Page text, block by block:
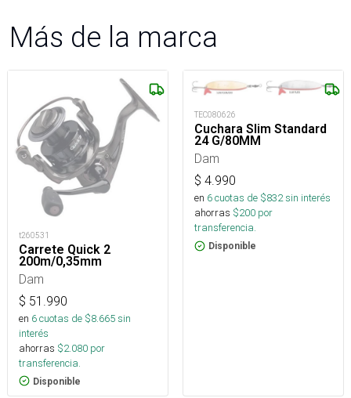
Más de la marca
t260531
Carrete Quick 2
200m/0,35mm
Dam
$ 51.990
en 6cuotas de $8.665sin
interés
ahorras $2.080 por
transferencia.
Disponible
TEC080626
Cuchara Slim Standard
24 G/80MM
Dam
$ 4.990
en 6cuotas de $832sin interés
ahorras $200 por
transferencia.
Disponible